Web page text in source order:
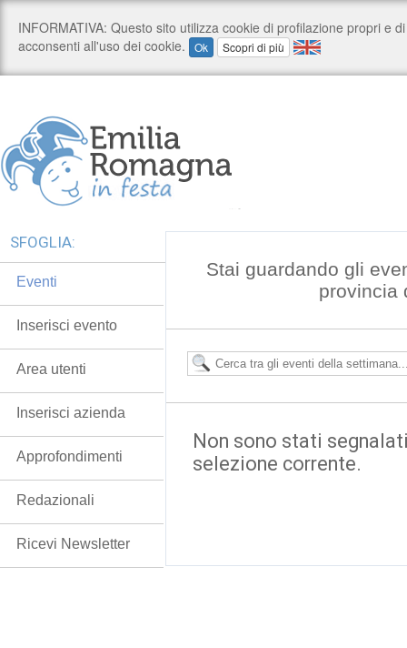
Stai guardando gli
provincia
Non sono stati
selezione corrente.
SFOGLIA:
Eventi
Inserisci evento
Area utenti
Inserisci azienda
Approfondimenti
Redazionali
Ricevi Newsletter